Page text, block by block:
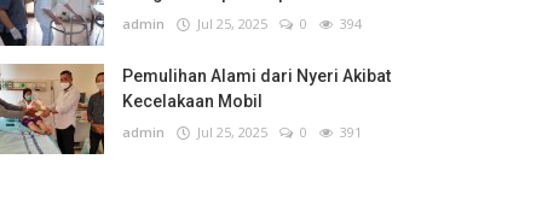
admin Jul 25, 2025 0 394
Pemulihan Alami dari Nyeri Akibat
Kecelakaan Mobil
admin Jul 25, 2025 0 391